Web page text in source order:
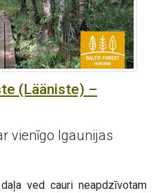
(Lääniste) –
vienīgo Igaunijas
ved cauri neapdzīvotam